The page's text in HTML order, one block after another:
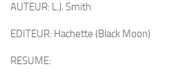
AUTEUR: L.J. Smith
EDITEUR: Hachette (Black Moon)
RESUME: